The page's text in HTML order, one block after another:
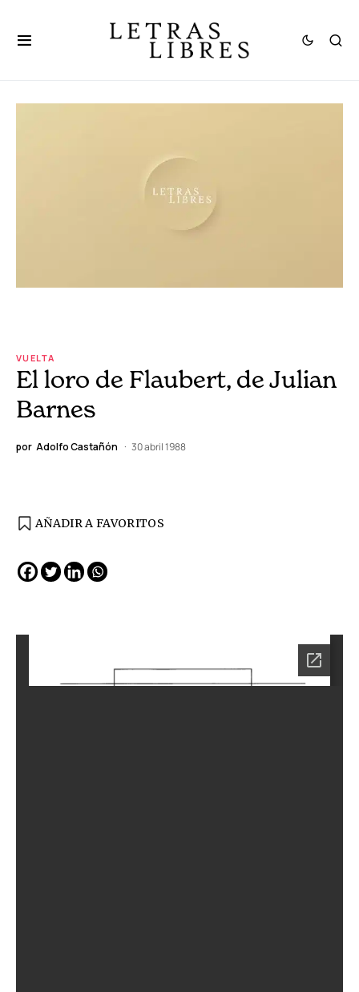
VUELTA
El loro de Flaubert, de Julian
Barnes
por Adolfo Castañón 30 abril 1988
AÑADIR A FAVORITOS